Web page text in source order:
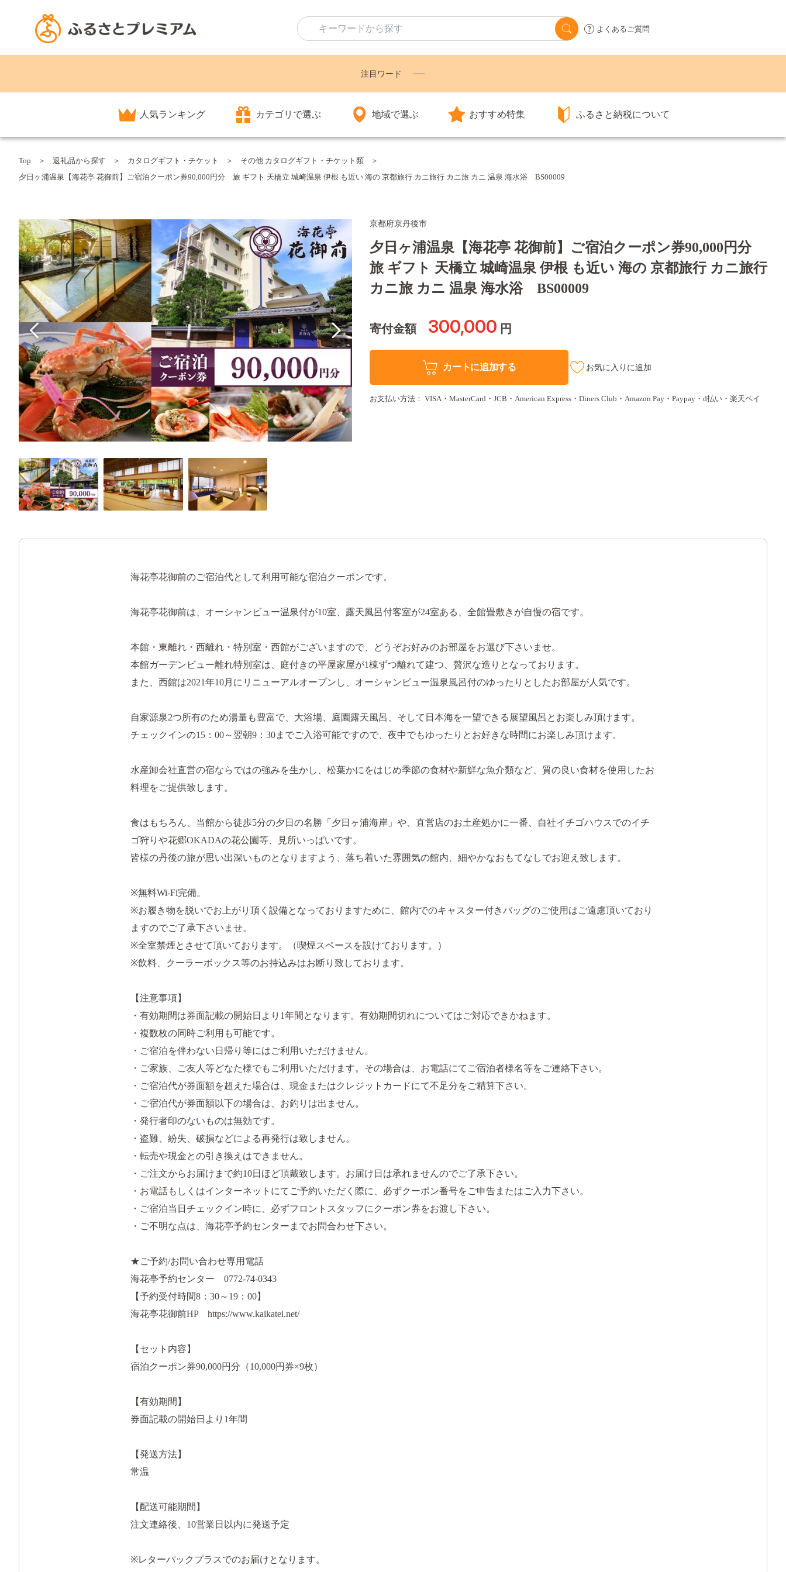
よくあるご質問
注目ワード
人気ランキング カテゴリで選ぶ 地域で選ぶ おすすめ特集 ふるさと納税について
Top 返礼品から探す カタログギフト・チケット
その他 カタログギフト・チケット類
夕日ヶ浦温泉【海花亭 花御前】ご宿泊クーポン券90,000円分 旅 ギフト 天橋立 城崎温泉 伊根 も近い 海の 京都旅行 カニ旅行 カニ旅 カニ 温泉 海水浴 BS00009
京都府京丹後市
夕日ヶ浦温泉【海花亭 花御前】ご宿泊クーポン券90,000円分
旅 ギフト 天橋立 城崎温泉 伊根 も近い 海の 京都旅行 カニ旅行
カニ旅 カニ 温泉 海水浴 BS00009
寄付金額 300,000 円
カートに追加する お気に入りに追加
お支払い方法： VISA・MasterCard・JCB・American Express・Diners Club・Amazon Pay・Paypay・d払い・楽天ペイ
海花亭花御前のご宿泊代として利用可能な宿泊クーポンです。
海花亭花御前は、オーシャンビュー温泉付が10室、露天風呂付客室が24室ある、全館畳敷きが自慢の宿です。
本館・東離れ・西離れ・特別室・西館がございますので、どうぞお好みのお部屋をお選び下さいませ。
本館ガーデンビュー離れ特別室は、庭付きの平屋家屋が1棟ずつ離れて建つ、贅沢な造りとなっております。
また、西館は2021年10月にリニューアルオープンし、オーシャンビュー温泉風呂付のゆったりとしたお部屋が人気です。
自家源泉2つ所有のため湯量も豊富で、大浴場、庭園露天風呂、そして日本海を一望できる展望風呂とお楽しみ頂けます。
チェックインの15：00～翌朝9：30までご入浴可能ですので、夜中でもゆったりとお好きな時間にお楽しみ頂けます。
水産卸会社直営の宿ならではの強みを生かし、松葉かにをはじめ季節の食材や新鮮な魚介類など、質の良い食材を使用したお
料理をご提供致します。
食はもちろん、当館から徒歩5分の夕日の名勝「夕日ヶ浦海岸」や、直営店のお土産処かに一番、自社イチゴハウスでのイチ
ゴ狩りや花郷OKADAの花公園等、見所いっぱいです。
皆様の丹後の旅が思い出深いものとなりますよう、落ち着いた雰囲気の館内、細やかなおもてなしでお迎え致します。
※無料Wi-Fi完備。
※お履き物を脱いでお上がり頂く設備となっておりますために、館内でのキャスター付きバッグのご使用はご遠慮頂いており
ますのでご了承下さいませ。
※全室禁煙とさせて頂いております。（喫煙スペースを設けております。）
※飲料、クーラーボックス等のお持込みはお断り致しております。
【注意事項】
・有効期間は券面記載の開始日より1年間となります。有効期間切れについてはご対応できかねます。
・複数枚の同時ご利用も可能です。
・ご宿泊を伴わない日帰り等にはご利用いただけません。
・ご家族、ご友人等どなた様でもご利用いただけます。その場合は、お電話にてご宿泊者様名等をご連絡下さい。
・ご宿泊代が券面額を超えた場合は、現金またはクレジットカードにて不足分をご精算下さい。
・ご宿泊代が券面額以下の場合は、お釣りは出ません。
・発行者印のないものは無効です。
・盗難、紛失、破損などによる再発行は致しません。
・転売や現金との引き換えはできません。
・ご注文からお届けまで約10日ほど頂戴致します。お届け日は承れませんのでご了承下さい。
・お電話もしくはインターネットにてご予約いただく際に、必ずクーポン番号をご申告またはご入力下さい。
・ご宿泊当日チェックイン時に、必ずフロントスタッフにクーポン券をお渡し下さい。
・ご不明な点は、海花亭予約センターまでお問合わせ下さい。
★ご予約/お問い合わせ専用電話
海花亭予約センター 0772-74-0343
【予約受付時間8：30～19：00】
海花亭花御前HP https://www.kaikatei.net/
【セット内容】
宿泊クーポン券90,000円分（10,000円券×9枚）
【有効期間】
券面記載の開始日より1年間
【発送方法】
常温
【配送可能期間】
注文連絡後、10営業日以内に発送予定
※レターパックプラスでのお届けとなります。